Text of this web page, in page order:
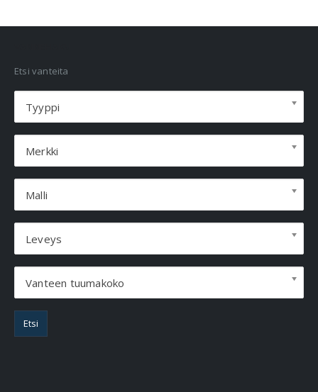
Etsi vanteita
Tyyppi
Merkki
Malli
Leveys
Vanteen tuumakoko
Etsi